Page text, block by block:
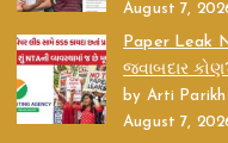
August 7,
Paper Leak
જવાબદાર
by Arti Parikh
August 7,